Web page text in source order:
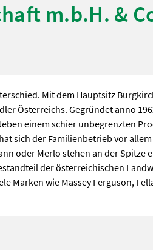
m.b.H. &
Mit dem Hauptsitz
Österreichs. Gegründet anno
einem schier unbegrenzten
sich der Familienbetrieb vor
oder Merlo stehen an der
der österreichischen
Marken wie Massey Ferguson,